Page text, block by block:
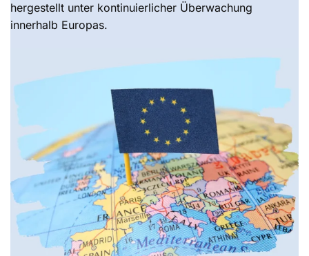
hergestellt unter kontinuierlicher Überwachung
innerhalb Europas.